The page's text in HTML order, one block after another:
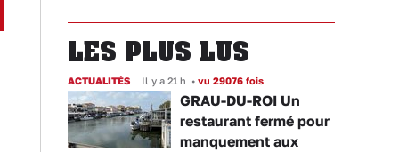
LES PLUS LUS
ACTUALITÉS Il y a 21 h • vu 29076 fois
GRAU-DU-ROI Un
restaurant fermé pour
manquement aux